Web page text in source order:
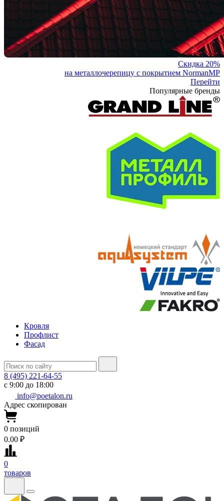
Скидка 20%
на металлочерепицу с покрытием NormanMP
Перейти
Популярные бренды
Кровля
Профлист
Фасад
8 (495) 221-64-55
с 9:00 до 18:00
info@poetalon.ru
Адрес скопирован
0 позиций
0.00 ₽
0
товаров